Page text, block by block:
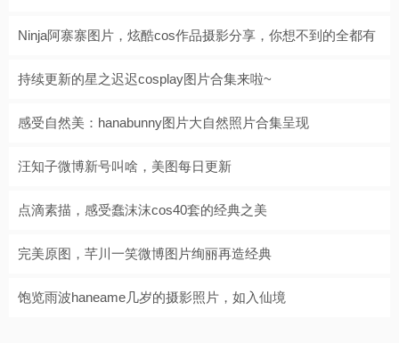
Ninja阿寨寨图片，炫酷cos作品摄影分享，你想不到的全都有
持续更新的星之迟迟cosplay图片合集来啦~
感受自然美：hanabunny图片大自然照片合集呈现
汪知子微博新号叫啥，美图每日更新
点滴素描，感受蠢沫沫cos40套的经典之美
完美原图，芊川一笑微博图片绚丽再造经典
饱览雨波haneame几岁的摄影照片，如入仙境